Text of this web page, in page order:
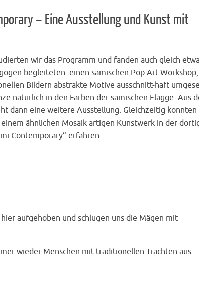
– Eine Ausstellung und Kunst mit
wir das Programm und fanden auch gleich
begleiteten einen samischen Pop Art
Bildern abstrakte Motive ausschnitt-haft
natürlich in den Farben der samischen Flagge. Aus
dann eine weitere Ausstellung. Gleichzeitig konnten
ähnlichen Mosaik artigen Kunstwerk in der
Contemporary“ erfahren.
aufgehoben und schlugen uns die Mägen mit
wieder Menschen mit traditionellen Trachten aus